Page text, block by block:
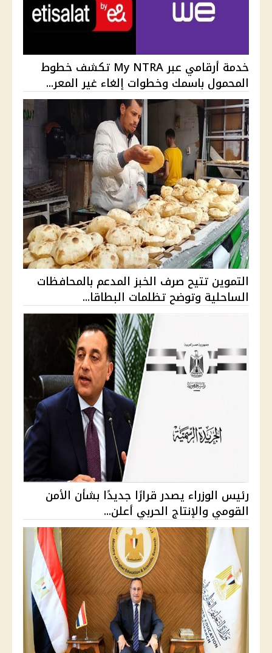
خدمة أرقامي عبر My NTRA تكشف خطوط
المحمول باسمك وخطوات إلغاء غير المعر...
التموين تتيح صرف الخبز المدعم بالمحافظات
الساحلية وتوضح تظلمات البطاقا...
رئيس الوزراء يصدر قرارًا جديدًا بشأن الأمن
القومي والإنتاج الحربي أعلن...